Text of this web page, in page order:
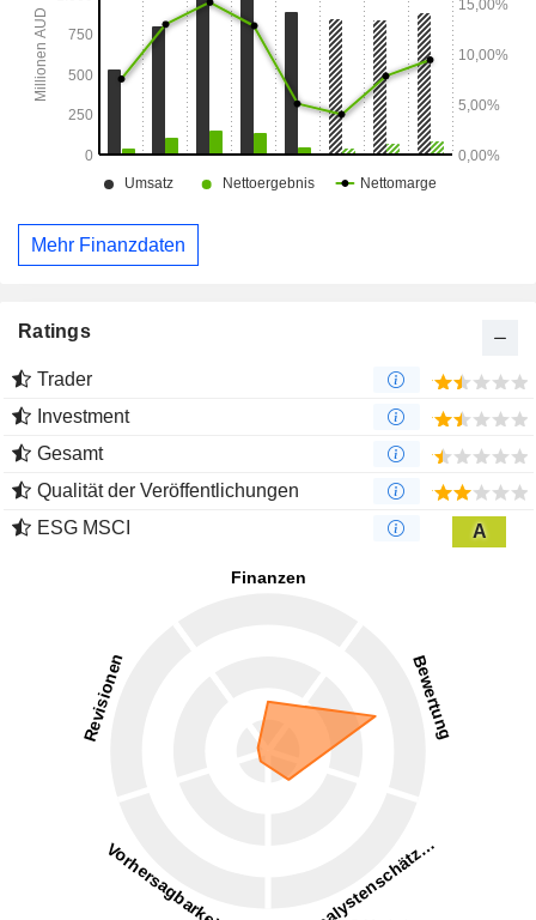
Mehr Finanzdaten
Ratings
Trader
Investment
Gesamt
Qualität der Veröffentlichungen
ESG MSCI
A